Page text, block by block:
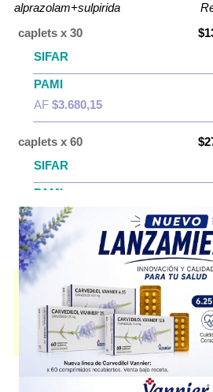
alprazolam+sulpirida
caplets x 30
SIFAR
PAMI
AF $3.680,15
caplets x 60
SIFAR
PAMI
$7.027,88
ALPLAX DIGESTcontiene
Regulador neurovegetativo
. Es producido
presentaciones disponibles.
Algunas presentaciones cuentan con